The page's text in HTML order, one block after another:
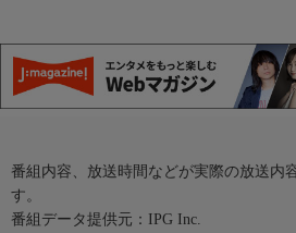
番組内容、放送時間などが実際の放送内
す。
番組データ提供元：IPG Inc.